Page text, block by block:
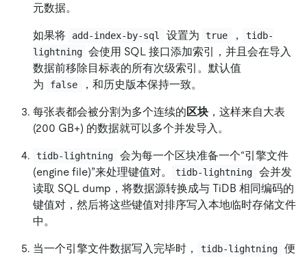
元数据。
如果将 add-index-by-sql 设置为 true ，
tidb-
lightning 会使用 SQL 接口添加索引，并且会在导入
数据前移除目标表的所有次级索引。默认值
为
false ，和历史版本保持一致。
每张表都会被分割为多个连续的区块 ，这样来自大表
(200 GB+) 的数据就可以多个并发导入。
tidb-lightning
会为每一个区块准备一个“引擎文件
(engine file)”来处理键值对。
tidb-lightning
会并发
读取 SQL dump，将数据源转换成与 TiDB 相同编码的
键值对，然后将这些键值对排序写入本地临时存储文件
中。
当一个引擎文件数据写入完毕时， tidb-lightning
便